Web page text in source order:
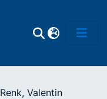
Renk, Valentin